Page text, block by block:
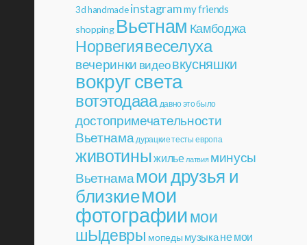
3dhandmade instagrammy friends
shopping Вьетнам Камбоджа
Норвегиявеселуха
вечеринки видеовкусняшки
вокруг света
вотэтодааа давно это было
достопримечательности
Вьетнама дурацкие тесты европа
животиныжилье латвия минусы
Вьетнама мои друзья и
близкиемои
фотографиимои
шЫдевры мопеды музыка не мои